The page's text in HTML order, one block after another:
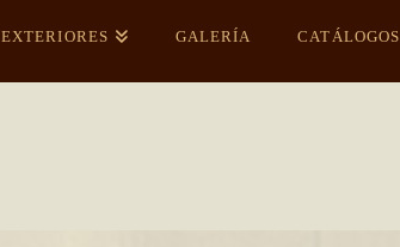
EXTERIORES GALERÍA CATÁLOGOS